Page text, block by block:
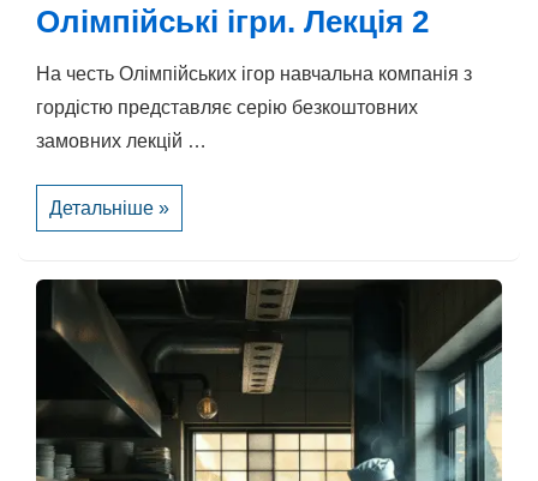
Олімпійські ігри. Лекція 2
На честь Олімпійських ігор навчальна компанія з
гордістю представляє серію безкоштовних
замовних лекцій …
Олімпійські
ігри.
Лекція
Детальніше »